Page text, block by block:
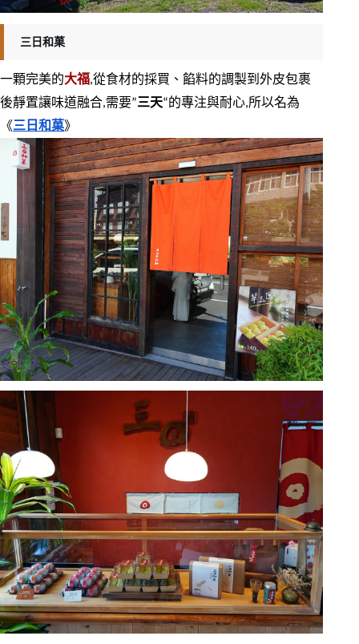
三日和菓
一顆完美的大福,從食材的採買、餡料的調製到外皮包裹
後靜置讓味道融合,需要”三天“的專注與耐心,所以名為
《三日和菓》